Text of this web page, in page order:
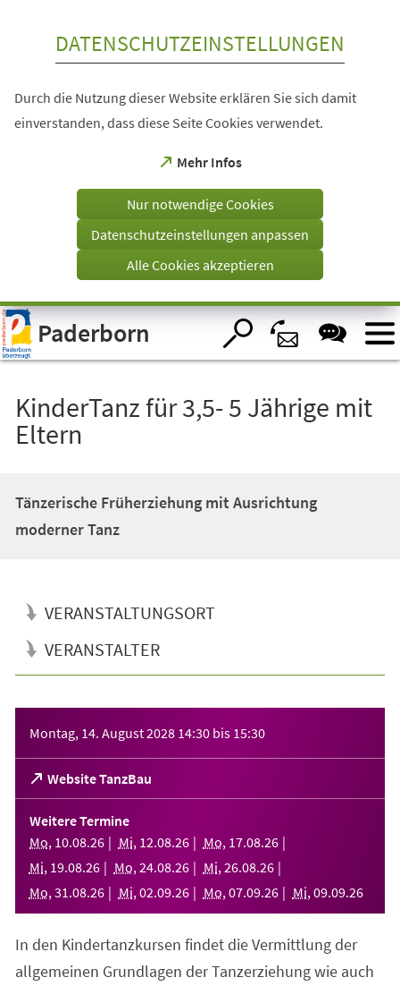
Visuelle
Assistenzsoftware
öffnen.
DATENSCHUTZEINSTELLUNGEN
Durch die Nutzung dieser Website erklären Sie sich damit
einverstanden, dass diese Seite Cookies verwendet.
Mehr Infos
(Öffnet
einem
Tab)
Nur notwendige Cookies
Datenschutzeinstellungen anpassen
Alle Cookies akzeptieren
Paderborn
KinderTanz für 3,5- 5 Jährige mit
Eltern
Tänzerische Früherziehung mit Ausrichtung
moderner Tanz
VERANSTALTUNGSORT
VERANSTALTER
Montag, 14. August 2028 14:30 bis 15:30
Website TanzBau
(Öffnet
in
einem
neuen
Tab)
Weitere Termine
Mo, 10.08.26 Mi, 12.08.26 Mo, 17.08.26
Mi, 19.08.26 Mo, 24.08.26 Mi, 26.08.26
Mo, 31 .08.26 Mi, 02.09.26 Mo, 07.09.26 Mi, 09.09.26
In den Kindertanzkursen findet die Vermittlung der
allgemeinen Grundlagen der Tanzerziehung wie auch